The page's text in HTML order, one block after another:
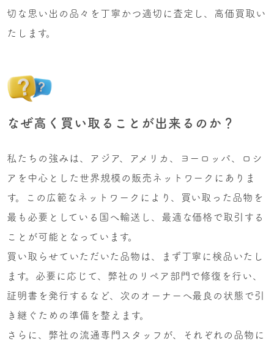
切な思い出の品々を丁寧かつ適切に査定し、高価買取い
たします。
なぜ高く買い取ることが出来るのか？
私たちの強みは、アジア、アメリカ、ヨーロッパ、ロシ
アを中心とした世界規模の販売ネットワークにありま
す。この広範なネットワークにより、買い取った品物を
最も必要としている国へ輸送し、最適な価格で取引する
ことが可能となっています。
買い取らせていただいた品物は、まず丁寧に検品いたし
ます。必要に応じて、弊社のリペア部門で修復を行い、
証明書を発行するなど、次のオーナーへ最良の状態で引
き継ぐための準備を整えます。
さらに、弊社の流通専門スタッフが、それぞれの品物に